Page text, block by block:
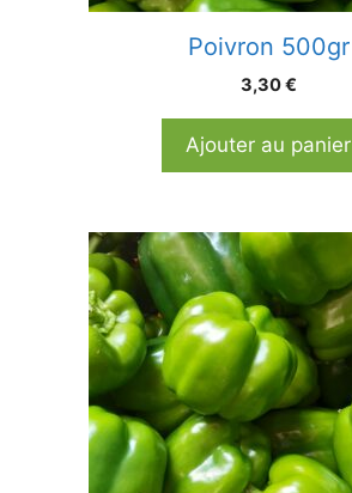
Poivron 500gr
3,30€
Ajouter au panier